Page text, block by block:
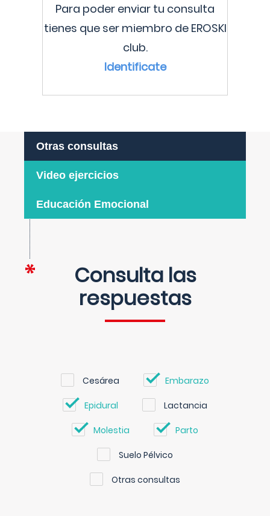
Para poder enviar tu consulta
tienes que ser miembro de EROSKI
club.
Identificate
Otras consultas
Video ejercicios
Educación Emocional
Consulta las
respuestas
Cesárea Embarazo
Epidural Lactancia
Molestia Parto
Suelo Pélvico
Otras consultas